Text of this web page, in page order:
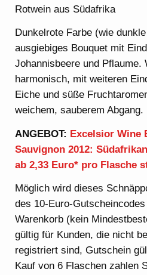
Rotwein aus Südafrika
Dunkelrote Farbe (wie
ausgiebiges Bouquet mit
Johannisbeere und Pflaume.
harmonisch, mit weiteren
Eiche und süße
weichem, sauberem Abgang.
ANGEBOT: Excelsior Wine
Sauvignon 2012:
ab 2,33 Euro* pro Flasche
Möglich wird dieses
des 10-Euro-Gutscheincodes
Warenkorb (kein
gültig für Kunden, die nicht
registriert sind, Gutschein
Kauf von 6 Flaschen zahlen